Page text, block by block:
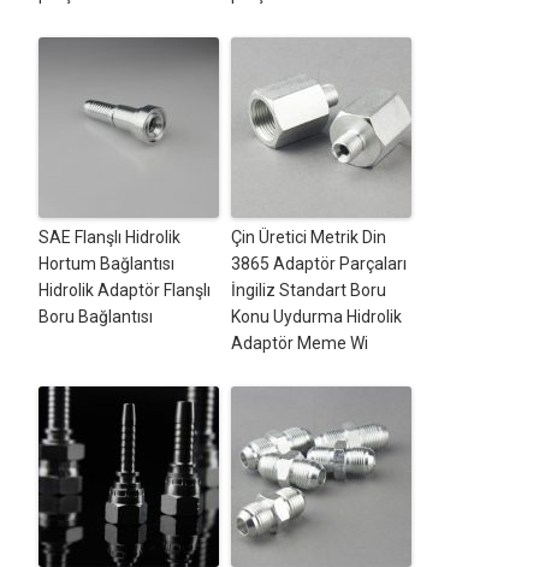
SAE Flanşlı Hidrolik
Hortum Bağlantısı
Hidrolik Adaptör Flanşlı
Boru Bağlantısı
Çin Üretici Metrik Din
3865 Adaptör Parçaları
İngiliz Standart Boru
Konu Uydurma Hidrolik
Adaptör Meme Wi